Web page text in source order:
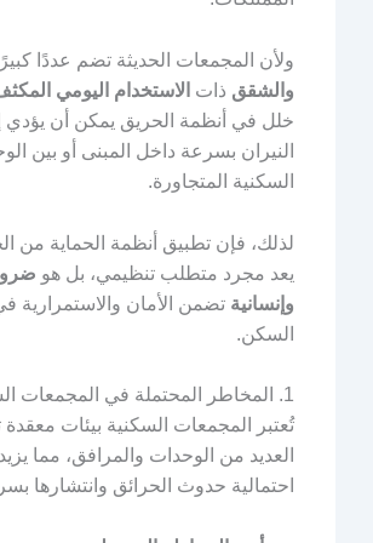
ولأن المجمعات الحديثة تضم عددًا
والشقق ذات الاستخدام اليومي
خلل في أنظمة الحريق يمكن أن يؤدي
النيران بسرعة داخل المبنى أو بين
السكنية المتجاورة.
لذلك، فإن تطبيق أنظمة الحماية من
يعد مجرد متطلب تنظيمي، بل هو
وإنسانية تضمن الأمان والاستمرارية
السكن.
1. المخاطر المحتملة في المجمعات السكنية
تُعتبر المجمعات السكنية بيئات
العديد من الوحدات والمرافق، مما
احتمالية حدوث الحرائق وانتشارها